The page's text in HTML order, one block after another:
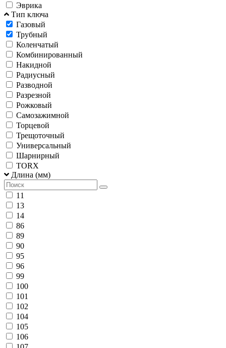
Эврика
Тип ключа
Газовый
Трубный
Коленчатый
Комбинированный
Накидной
Радиусный
Разводной
Разрезной
Рожковый
Самозажимной
Торцевой
Трещоточный
Универсальный
Шарнирный
TORX
Длина (мм)
11
13
14
86
89
90
95
96
99
100
101
102
104
105
106